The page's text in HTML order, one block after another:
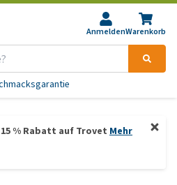
AnmeldenWarenkorb
% Rabatt auf Trovet Mehr